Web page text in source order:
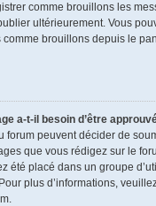
comme brouillons les
ultérieurement. Vous
brouillons depuis le
a-t-il besoin d’être
forum peuvent décider de
que vous rédigez sur le
été placé dans un groupe
plus d’informations,